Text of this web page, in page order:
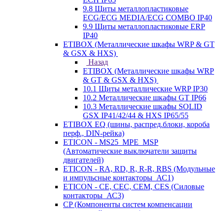
9.8 Щиты металлопластиковые
ECG/ECG MEDIA/ECG COMBO IP40
9.9 Щиты металлопластиковые ERP
IP40
ETIBOX (Металлические шкафы WRP & GT
& GSX & HXS)
Назад
ETIBOX (Металлические шкафы WRP
& GT & GSX & HXS)
10.1 Щиты металлические WRP IP30
10.2 Металлические шкафы GT IP66
10.3 Металлические шкафы SOLID
GSX IP41/42/44 & HXS IP65/55
ETIBOX EQ (шины, распред.блоки, короба
перф., DIN-рейка)
ETICON - MS25_MPE_MSP
(Автоматические выключатели защиты
двигателей)
ETICON - RA, RD, R, R-R, RBS (Модульные
и импульсные контакторы_АС1)
ETICON - CE, CEC, CEM, CES (Силовые
контакторы_АС3)
CP (Компоненты систем компенсации